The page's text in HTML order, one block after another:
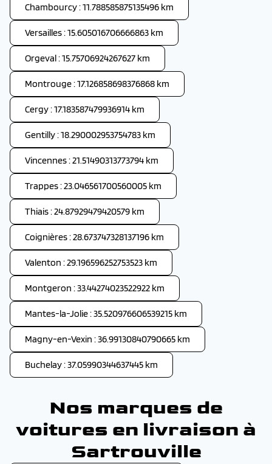
Chambourcy : 11.788585875135496 km
Versailles : 15.605016706666863 km
Orgeval : 15.75706924267627 km
Montrouge : 17.126858698376868 km
Cergy : 17.183587479936914 km
Gentilly : 18.290002953754783 km
Vincennes : 21.51490313773794 km
Trappes : 23.046561700560005 km
Thiais : 24.87929479420579 km
Coignières : 28.673747328137196 km
Valenton : 29.196596252753523 km
Montgeron : 33.44274023522922 km
Mantes-la-Jolie : 35.520976606539215 km
Magny-en-Vexin : 36.99130840790665 km
Buchelay : 37.05990344637445 km
Nos marques de
voitures en livraison à
Sartrouville